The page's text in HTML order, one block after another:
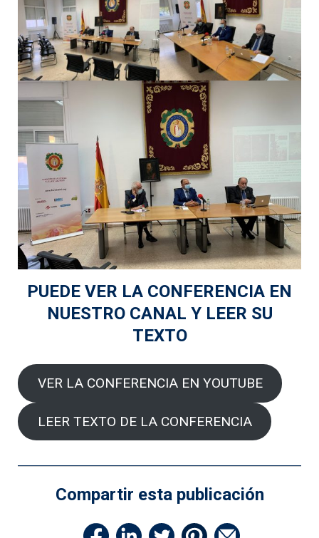
PUEDE VER LA CONFERENCIA EN
NUESTRO CANAL Y LEER SU
TEXTO
VER LA CONFERENCIA EN YOUTUBE
LEER TEXTO DE LA CONFERENCIA
Compartir esta publicación